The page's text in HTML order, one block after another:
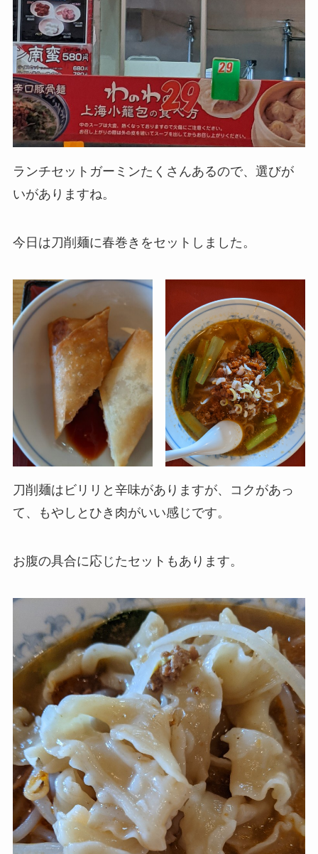
ランチセットガーミンたくさんあるので、選びが
いがありますね。
今日は刀削麺に春巻きをセットしました。
刀削麺はビリリと辛味がありますが、コクがあっ
て、もやしとひき肉がいい感じです。
お腹の具合に応じたセットもあります。